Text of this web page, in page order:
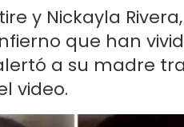
y Nickayla
que han
a su madre
video.